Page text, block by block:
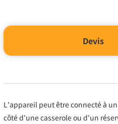
Devis
L'appareil peut être connecté à
côté d'une casserole ou d'un